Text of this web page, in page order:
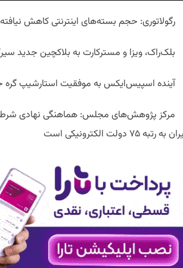
رگولاتوری: حجم بسته‌های اینترنتی کاهش
بلک‌راک، ویزا و مسترکارت به بلاکچین جدید
آینده اسپیس‌ایکس به موفقیت استارشیپ
مرکز پژوهش‌های مجلس: هماهنگی نهادی
به رتبه ۷۵ دولت الکترونیکی است